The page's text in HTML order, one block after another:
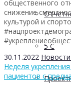
5 С
общественного
снижение
культурой и
30.11.2022 Новости
Неделя
пациентов с